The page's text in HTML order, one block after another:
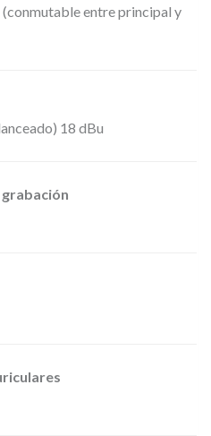
entre principal y
18 dBu